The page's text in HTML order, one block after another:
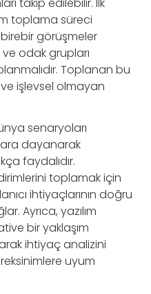
takip edilebilir. İlk
toplama süreci
görüşmeler
ve odak grupları
Toplanan bu
işlevsel olmayan
senaryoları
dayanarak
faydalıdır.
toplamak için
ihtiyaçlarının doğru
Ayrıca, yazılım
bir yaklaşım
ihtiyaç analizini
uyum